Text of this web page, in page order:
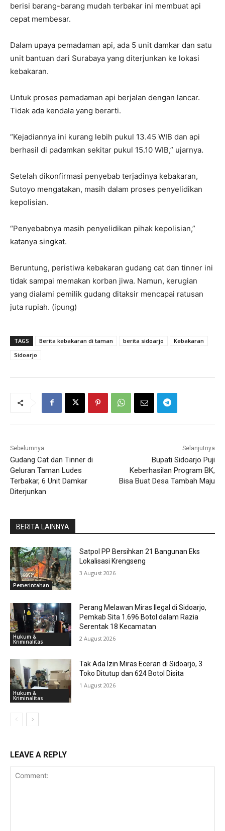
berisi barang-barang mudah terbakar ini membuat api
cepat membesar.
Dalam upaya pemadaman api, ada 5 unit damkar dan satu
unit bantuan dari Surabaya yang diterjunkan ke lokasi
kebakaran.
Untuk proses pemadaman api berjalan dengan lancar.
Tidak ada kendala yang berarti.
“Kejadiannya ini kurang lebih pukul 13.45 WIB dan api
berhasil di padamkan sekitar pukul 15.10 WIB,” ujarnya.
Setelah dikonfirmasi penyebab terjadinya kebakaran,
Sutoyo mengatakan, masih dalam proses penyelidikan
kepolisian.
“Penyebabnya masih penyelidikan pihak kepolisian,”
katanya singkat.
Beruntung, peristiwa kebakaran gudang cat dan tinner ini
tidak sampai memakan korban jiwa. Namun, kerugian
yang dialami pemilik gudang ditaksir mencapai ratusan
juta rupiah. (ipung)
TAGS Berita kebakaran di taman berita sidoarjo
Kebakaran
Sidoarjo
Sebelumnya
Gudang Cat dan Tinner di
Geluran Taman Ludes
Terbakar, 6 Unit Damkar
Diterjunkan
Selanjutnya
Bupati Sidoarjo Puji
Keberhasilan Program BK,
Bisa Buat Desa Tambah Maju
BERITA LAINNYA
Pemerintahan
Satpol PP Bersihkan 21 Bangunan Eks
Lokalisasi Krengseng
3 August 2026
Hukum &
Kriminalitas
Perang Melawan Miras Ilegal di Sidoarjo,
Pemkab Sita 1.696 Botol dalam Razia
Serentak 18 Kecamatan
2 August 2026
Hukum &
Kriminalitas
Tak Ada Izin Miras Eceran di Sidoarjo, 3
Toko Ditutup dan 624 Botol Disita
1 August 2026
LEAVE A REPLY